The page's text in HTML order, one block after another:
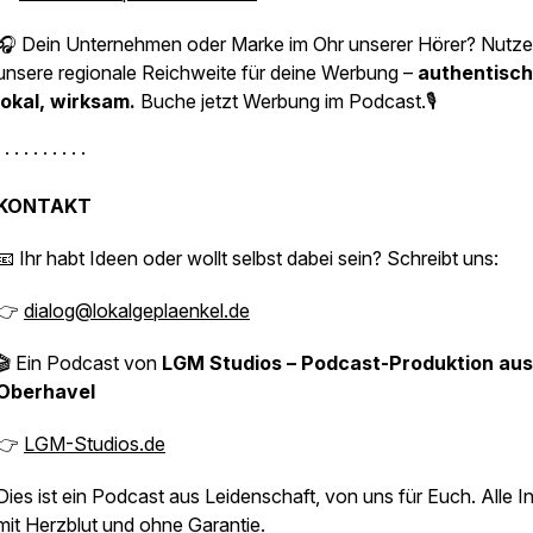
Dein Unternehmen oder Marke im Ohr unserer Hörer? Nutze
regionale Reichweite für deine Werbung –
wirksam. Buche jetzt Werbung im Podcast.🎙️
· · · · · · · · ·
Ihr habt Ideen oder wollt selbst dabei sein? Schreibt uns:
dialog@lokalgeplaenkel.de
Ein Podcast von LGM Studios – Podcast-Produktion aus
LGM-Studios.de
ist ein Podcast aus Leidenschaft, von uns für Euch. Alle
Herzblut und ohne Garantie.